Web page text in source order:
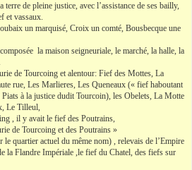
de pleine justice, avec l’assistance de ses bailly,
et vassaux.
un marquisé, Croix un comté, Bousbecque une
la maison seigneuriale, le marché, la halle, la
de Tourcoing et alentour: Fief des Mottes, La
rue, Les Marlieres, Les Queneaux (« fief haboutant
à la justice dudit Tourcoin), les Obelets, La Motte
Le Tilleul,
, il y avait le fief des Poutrains,
de Tourcoing et des Poutrains »
quartier actuel du même nom) , relevais de l’Empire
la Flandre Impériale ,le fief du Chatel, des fiefs sur